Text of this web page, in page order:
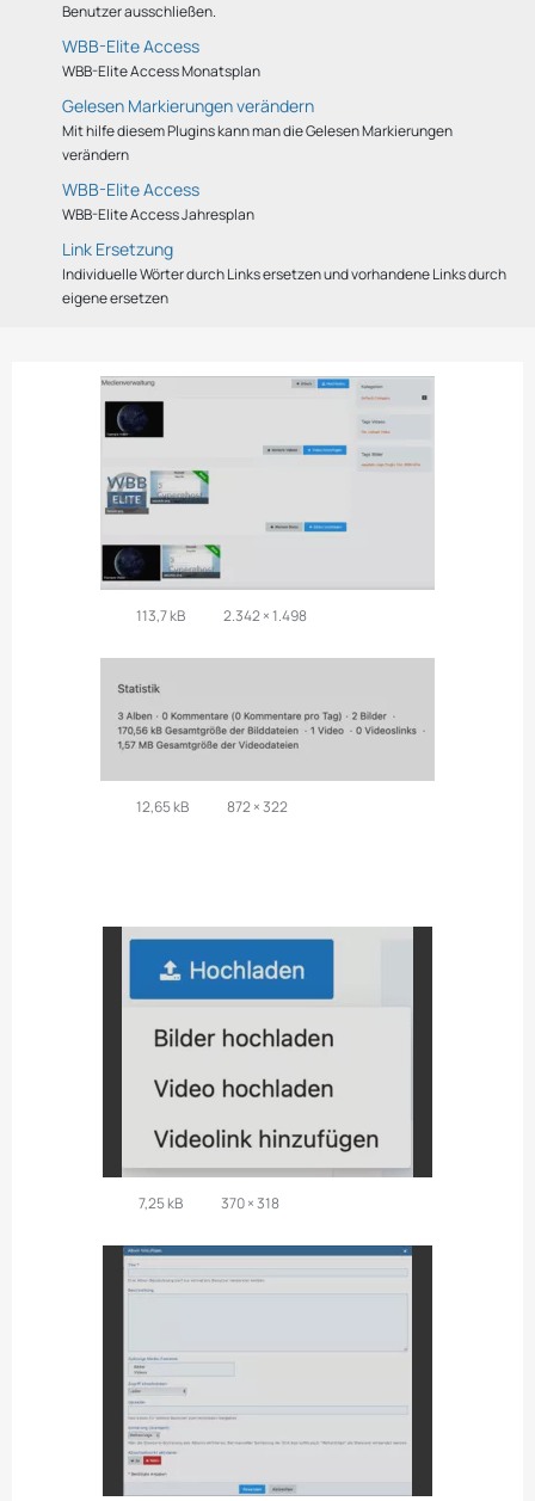
Benutzer ausschließen.
WBB-Elite Access
WBB-Elite Access Monatsplan
Gelesen Markierungen verändern
Mit hilfe diesem Plugins kann man die Gelesen Markierungen
verändern
WBB-Elite Access
WBB-Elite Access Jahresplan
Link Ersetzung
Individuelle Wörter durch Links ersetzen und vorhandene Links durch
eigene ersetzen
113,7 kB 2.342 × 1.498
12,65 kB 872 × 322
7,25 kB 370 × 318